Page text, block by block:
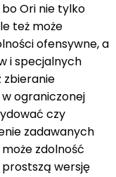
Ori nie tylko
też może
ofensywne, a
i specjalnych
zbieranie
ograniczonej
czy
zadawanych
zdolność
wersję